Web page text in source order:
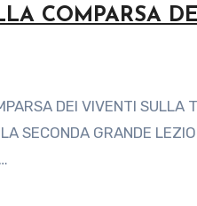
COMPARSA
DEI VIVENTI
SECONDA GRANDE